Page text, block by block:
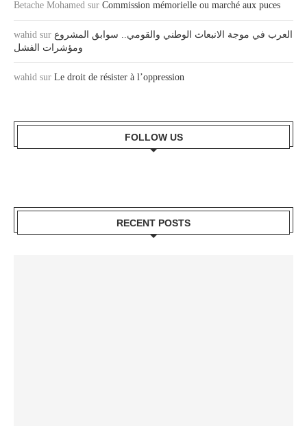
Betache Mohamed sur Commission mémorielle ou marché aux puces
wahid sur العرب في موجة الانبعاث الوطني والقومي.. سوابق المشروع
ومؤشرات الفشل
wahid sur Le droit de résister à l’oppression
FOLLOW US
RECENT POSTS